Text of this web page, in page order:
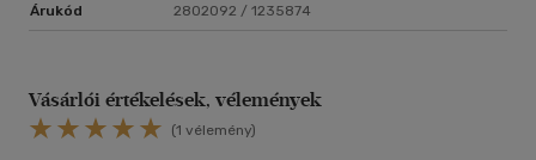
Árukód 2802092 / 1235874
Vásárlói értékelések, vélemények
(1 vélemény)